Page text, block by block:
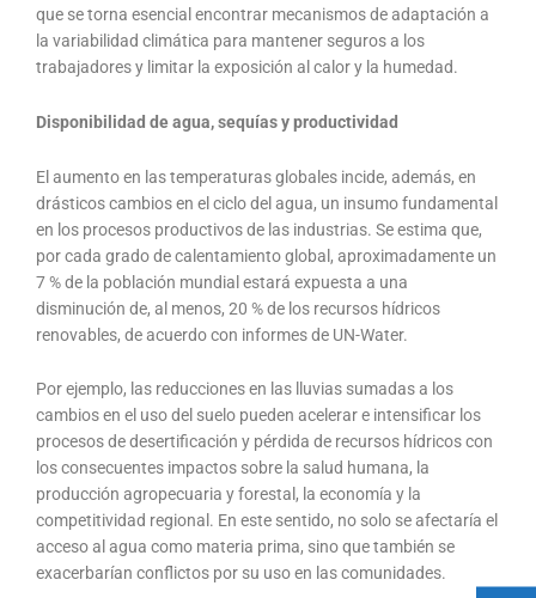
que se torna esencial encontrar mecanismos de adaptación a
la variabilidad climática para mantener seguros a los
trabajadores y limitar la exposición al calor y la humedad.
Disponibilidad de agua, sequías y productividad
El aumento en las temperaturas globales incide, además, en
drásticos cambios en el ciclo del agua, un insumo fundamental
en los procesos productivos de las industrias. Se estima que,
por cada grado de calentamiento global, aproximadamente un
7 % de la población mundial estará expuesta a una
disminución de, al menos, 20 % de los recursos hídricos
renovables, de acuerdo con informes de UN-Water.
Por ejemplo, las reducciones en las lluvias sumadas a los
cambios en el uso del suelo pueden acelerar e intensificar los
procesos de desertificación y pérdida de recursos hídricos con
los consecuentes impactos sobre la salud humana, la
producción agropecuaria y forestal, la economía y la
competitividad regional. En este sentido, no solo se afectaría el
acceso al agua como materia prima, sino que también se
exacerbarían conflictos por su uso en las comunidades.